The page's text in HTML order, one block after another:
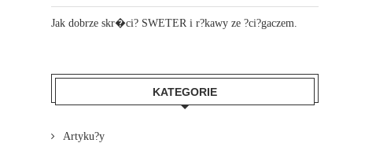
Jak dobrze skr�ci? SWETER i r?kawy ze ?ci?gaczem.
KATEGORIE
Artyku?y